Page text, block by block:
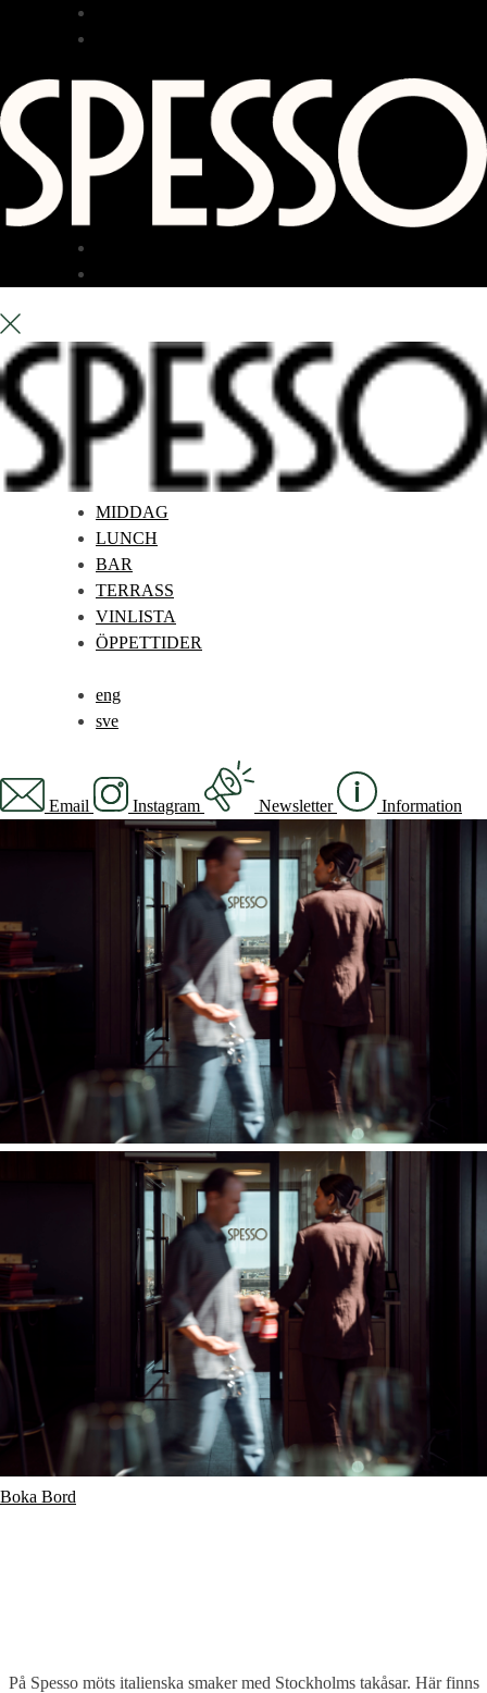
MIDDAG
LUNCH
BAR
TERRASS
VINLISTA
ÖPPETTIDER
eng
sve
Email Instagram Newsletter Information
Boka Bord
På Spesso möts italienska smaker med Stockholms takåsar. Här finns